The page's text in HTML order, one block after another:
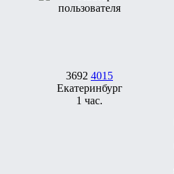
3692 4015
Екатеринбург
1 час.